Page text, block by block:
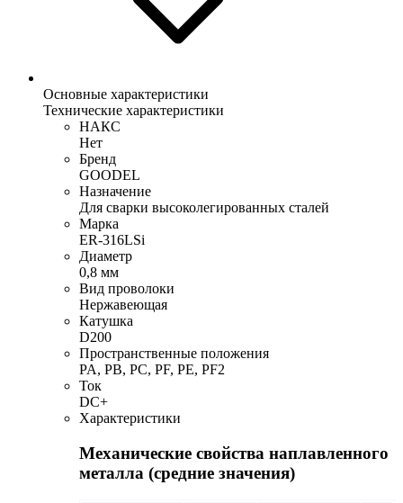
Основные характеристики
Технические характеристики
НАКС
Нет
Бренд
GOODEL
Назначение
Для сварки высоколегированных сталей
Марка
ER-316LSi
Диаметр
0,8 мм
Вид проволоки
Нержавеющая
Катушка
D200
Пространственные положения
PA, PB, PC, PF, PE, PF2
Ток
DC+
Характеристики
Механические свойства наплавленного
металла (средние значения)